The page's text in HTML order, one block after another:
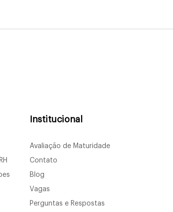
Institucional
Avaliação de Maturidade
Contato
Blog
Vagas
Perguntas e Respostas